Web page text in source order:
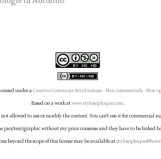
under aCreative Commons Attribuzione - Non commerciale - Non
Based on a work atwww.stylosophique.com.
not allowed to use or modify the content. You can't use it for commercial
pics/text/graphic without my prior consense and they have to be linked
beyond the scope of this license may be available at